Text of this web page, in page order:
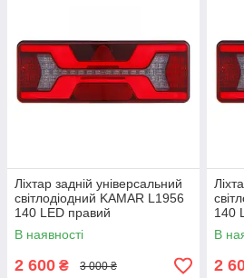
Ліхтар задній універсальний
світлодіодний KAMAR L1956
140 LED правий
В наявності
2 600 ₴ 3 000 ₴
140
В
2